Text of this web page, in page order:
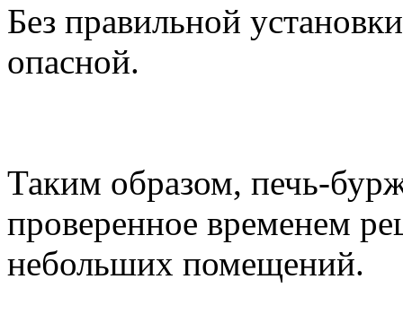
Без правильной
опасной.
Таким образом, печь-
проверенное временем
небольших помещений.